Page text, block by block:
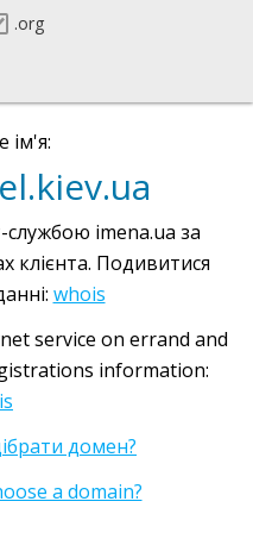
.org
ім'я:
службою imena.ua за
клієнта. Подивитися
whois
service on errand and
information:
домен?
a domain?